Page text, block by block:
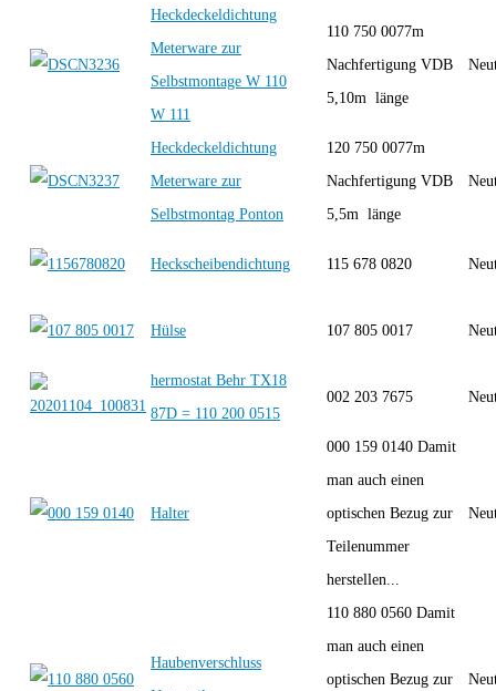
Heckdeckeldichtung
Meterware zur
Selbstmontage W 110
W 111
110 750 0077m
Nachfertigung VDB
5,10m länge
Heckdeckeldichtung
Meterware zur
Selbstmontag Ponton
120 750 0077m
Nachfertigung VDB
5,5m länge
Heckscheibendichtung 115 678 0820
Hülse 107 805 0017
hermostat Behr TX18
87D = 110 200 0515
002 203 7675
Halter
000 159 0140 Damit
man auch einen
optischen Bezug zur
Teilenummer
herstellen...
Haubenverschluss
110 880 0560 Damit
man auch einen
optischen Bezug zur